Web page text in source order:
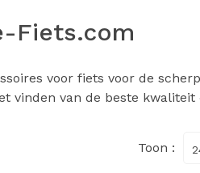
Fiets.com
voor fiets voor de
vinden van de beste kwaliteit
Toon :